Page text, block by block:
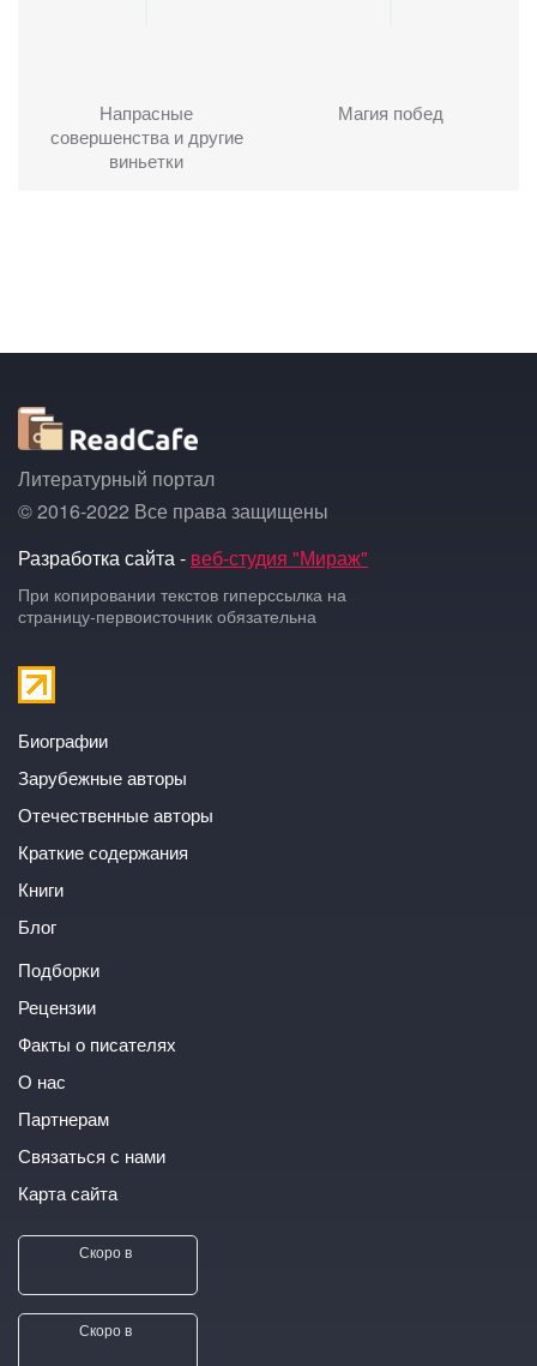
Напрасные
совершенства и другие
виньетки
Магия побед
Литературный портал
© 2016-2022 Все права защищены
Разработка сайта - веб-студия "Мираж"
При копировании текстов гиперссылка на
страницу-первоисточник обязательна
Биографии
Зарубежные авторы
Отечественные авторы
Краткие содержания
Книги
Блог
Подборки
Рецензии
Факты о писателях
О нас
Партнерам
Связаться с нами
Карта сайта
Скоро в
Скоро в